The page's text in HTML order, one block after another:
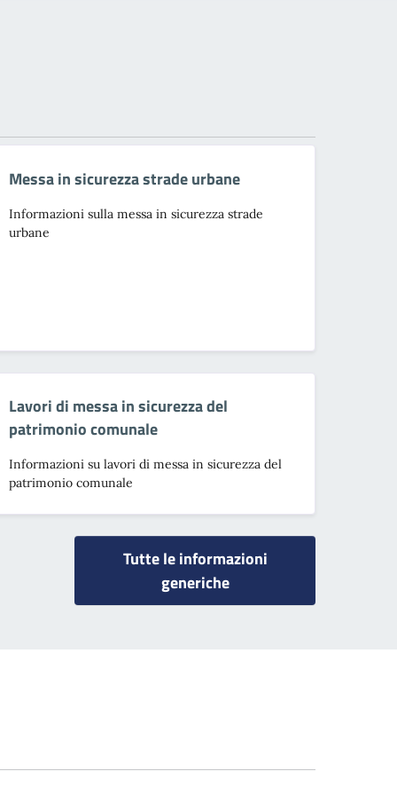
Messa in sicurezza strade urbane
Informazioni sulla messa in sicurezza strade
urbane
Lavori di messa in sicurezza del
patrimonio comunale
Informazioni su lavori di messa in sicurezza del
patrimonio comunale
Tutte le informazioni
generiche